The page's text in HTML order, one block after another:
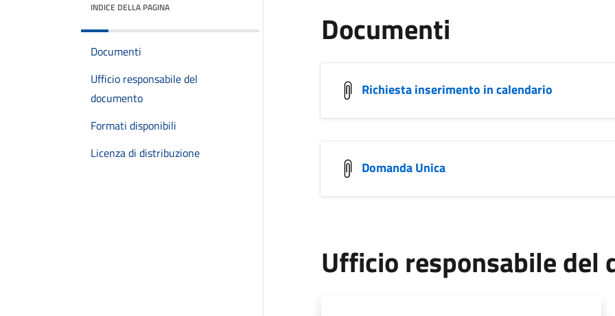
INDICE DELLA PAGINA
Documenti
Ufficio responsabile del
documento
Formati disponibili
Licenza di distribuzione
Documenti
Richiesta inserimento in calendario
Domanda Unica
Ufficio responsabile del